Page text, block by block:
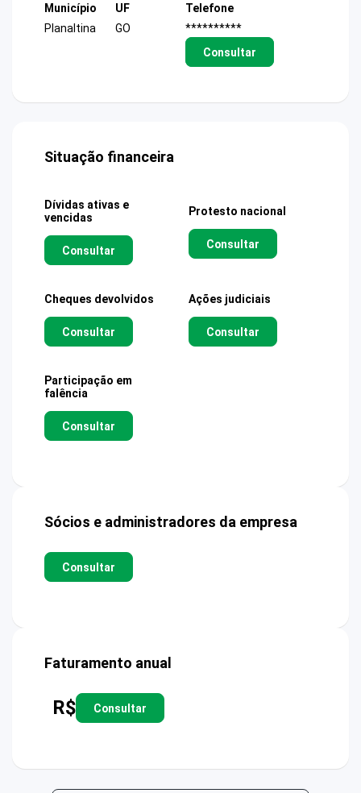
Município
Planaltina
UF
GO
Telefone
**********
Consultar
Situação financeira
Dívidas ativas e
vencidas
Consultar
Protesto nacional
Consultar
Cheques devolvidos
Consultar
Ações judiciais
Consultar
Participação em
falência
Consultar
Sócios e administradores da empresa
Consultar
Faturamento anual
R$ Consultar